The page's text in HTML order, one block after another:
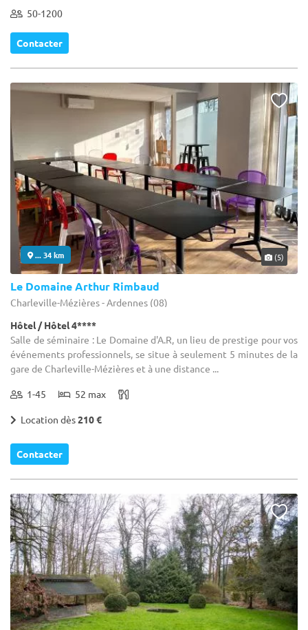
50-1200
Contacter
... 34 km (5)
Le Domaine Arthur Rimbaud
Charleville-Mézières - Ardennes (08)
Hôtel / Hôtel 4****
Salle de séminaire : Le Domaine d'A.R, un lieu de prestige pour vos
événements professionnels, se situe à seulement 5 minutes de la
gare de Charleville-Mézières et à une distance ...
1-45 52 max
Location dès210 €
Contacter